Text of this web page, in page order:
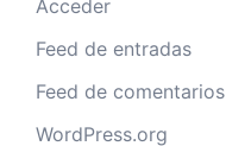
Acceder
Feed de entradas
Feed de comentarios
WordPress.org